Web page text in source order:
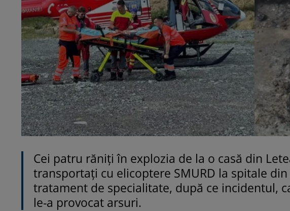
Cei patru răniți în explozia de la o casă din
transportați cu elicoptere SMURD la spitale
tratament de specialitate, după ce incidentul,
le-a provocat arsuri.